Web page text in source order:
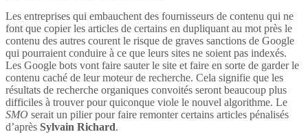
Les entreprises qui embauchent des fournisseurs de contenu qui ne
font que copier les articles de certains en dupliquant au mot près le
contenu des autres courent le risque de graves sanctions de Google
qui pourraient conduire à ce que leurs sites ne soient pas indexés.
Les Google bots vont faire sauter le site et faire en sorte de garder le
contenu caché de leur moteur de recherche. Cela signifie que les
résultats de recherche organiques convoités seront beaucoup plus
difficiles à trouver pour quiconque viole le nouvel algorithme. Le
SMO serait un pilier pour faire remonter certains articles pénalisés
d’après Sylvain Richard.